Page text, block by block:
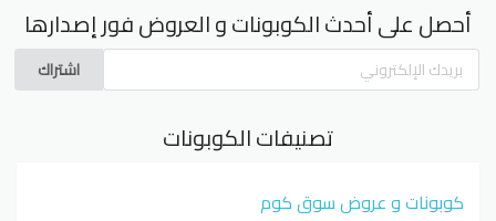
أحصل على أحدث الكوبونات و العروض فور إصدارها
اشتراك
تصنيفات الكوبونات
كوبونات و عروض سوق كوم